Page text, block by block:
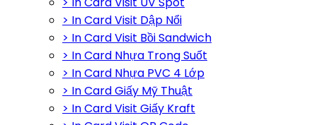
> In Card Visit Dập Nổi
> In Card Visit Bồi Sandwich
> In Card Nhựa Trong Suốt
> In Card Nhựa PVC 4 Lớp
> In Card Giấy Mỹ Thuật
> In Card Visit Giấy Kraft